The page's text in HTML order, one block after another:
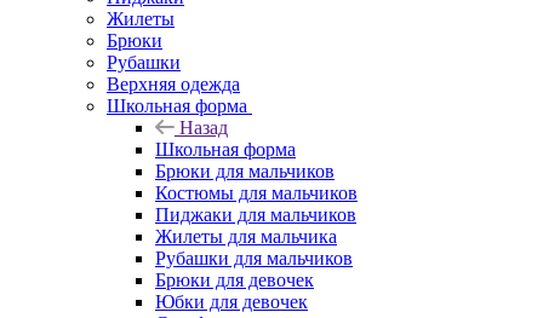
Жилеты
Брюки
Рубашки
Верхняя одежда
Школьная форма
Назад
Школьная форма
Брюки для мальчиков
Костюмы для мальчиков
Пиджаки для мальчиков
Жилеты для мальчика
Рубашки для мальчиков
Брюки для девочек
Юбки для девочек